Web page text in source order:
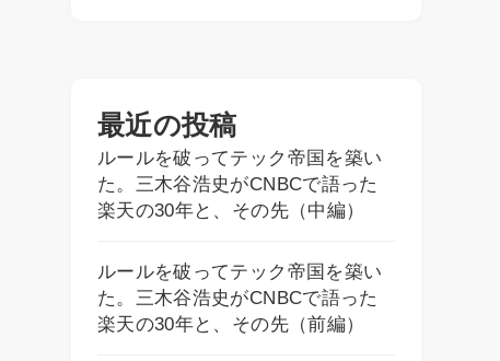
最近の投稿
ルールを破ってテック帝国を築い
た。三木谷浩史がCNBCで語った
楽天の30年と、その先（中編）
ルールを破ってテック帝国を築い
た。三木谷浩史がCNBCで語った
楽天の30年と、その先（前編）